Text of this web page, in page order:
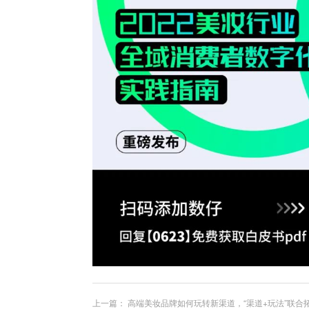
上一篇：高端美妆品牌如何玩转新渠道，“渠道+玩法”联合